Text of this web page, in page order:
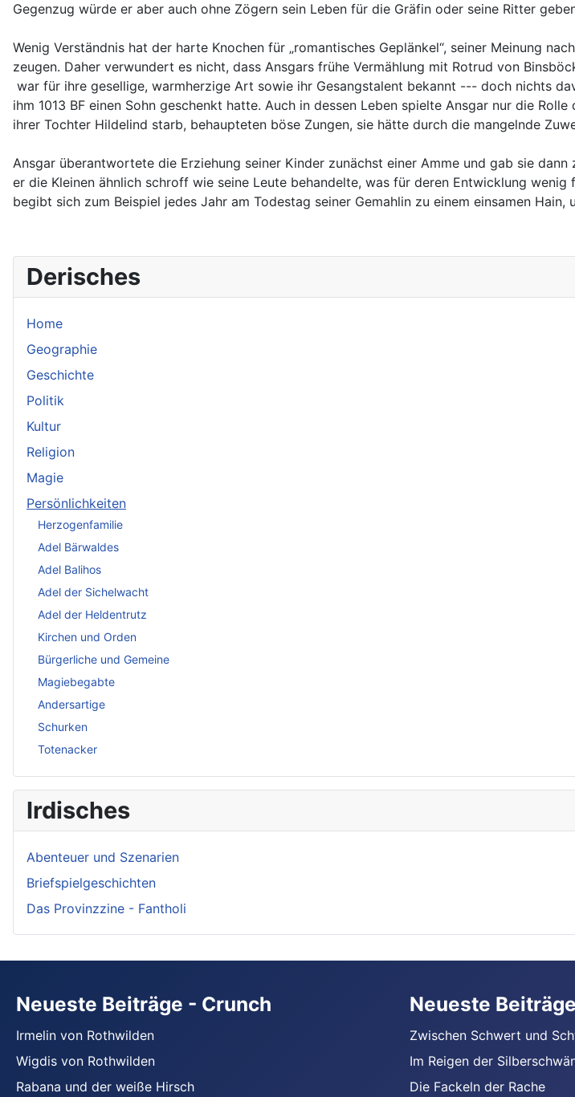
Derisches
Home
Geographie
Geschichte
Politik
Kultur
Religion
Magie
Persönlichkeiten
Herzogenfamilie
Adel Bärwaldes
Adel Balihos
Adel der Sichelwacht
Adel der Heldentrutz
Kirchen und Orden
Bürgerliche und Gemeine
Magiebegabte
Andersartige
Schurken
Totenacker
Irdisches
Abenteuer und Szenarien
Briefspielgeschichten
Das Provinzzine - Fantholi
Gegenzug würde er aber auch ohne Zögern sein Leben für die Gräfin oder seine Ritter
Wenig Verständnis hat der harte Knochen für „romantisches Geplänkel“, seiner Meinung
zeugen. Daher verwundert es nicht, dass Ansgars frühe Vermählung mit Rotrud von
war für ihre gesellige, warmherzige Art sowie ihr Gesangstalent bekannt --- doch nichts
ihm 1013 BF einen Sohn geschenkt hatte. Auch in dessen Leben spielte Ansgar nur die
ihrer Tochter Hildelind starb, behaupteten böse Zungen, sie hätte durch die mangelnde
Ansgar überantwortete die Erziehung seiner Kinder zunächst einer Amme und gab sie
er die Kleinen ähnlich schroff wie seine Leute behandelte, was für deren Entwicklung
begibt sich zum Beispiel jedes Jahr am Todestag seiner Gemahlin zu einem einsamen
Neueste Beiträge - Crunch
Irmelin von Rothwilden
Wigdis von Rothwilden
Rabana und der weiße Hirsch
Neueste
Zwischen Schwert und
Im Reigen der
Die Fackeln der Rache